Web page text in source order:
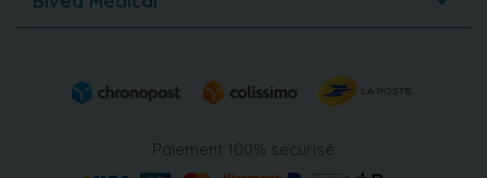
Paiement 100% sécurisé